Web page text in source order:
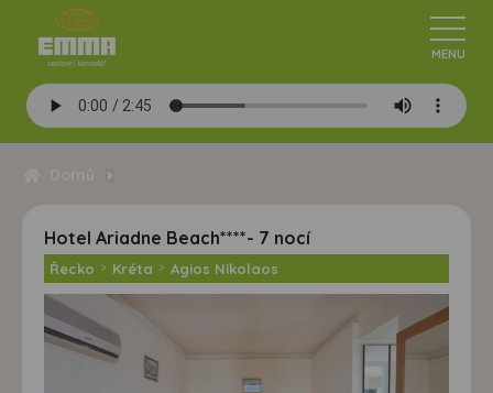
Hotel Ariadne Beach****- 7 nocí
Řecko > Kréta > Agios Nikolaos